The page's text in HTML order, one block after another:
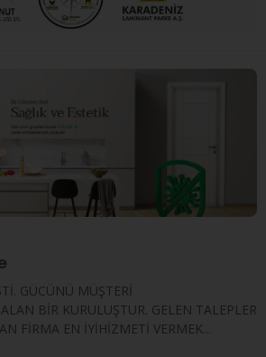
GÜCÜNÜ MÜŞTERİ
BİR KURULUŞTUR. GELEN TALEPLER
FİRMA EN İYİHİZMETİ VERMEK...